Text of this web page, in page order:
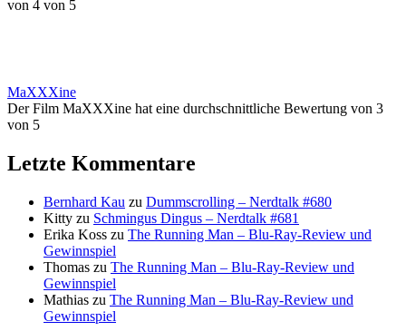
von 4 von 5
MaXXXine
Der Film MaXXXine hat eine durchschnittliche Bewertung von 3
von 5
Letzte Kommentare
Bernhard Kau zu Dummscrolling – Nerdtalk #680
Kitty zu Schmingus Dingus – Nerdtalk #681
Erika Koss zu The Running Man – Blu-Ray-Review und
Gewinnspiel
Thomas zu The Running Man – Blu-Ray-Review und
Gewinnspiel
Mathias zu The Running Man – Blu-Ray-Review und
Gewinnspiel